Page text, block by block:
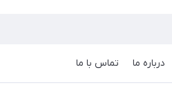
درباره ما تماس با ما